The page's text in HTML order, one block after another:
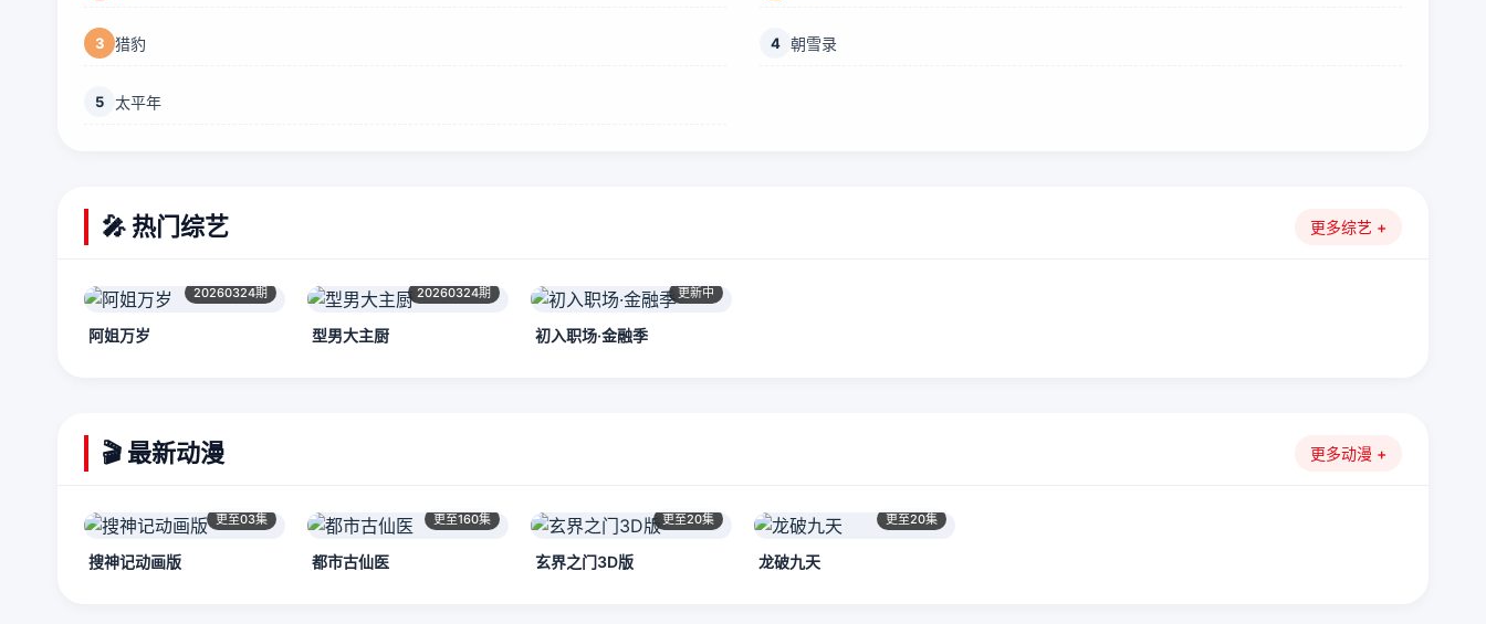
3 猎豹 4 朝雪录
5 太平年
🎤 热门综艺 更多综艺 +
20260324期
阿姐万岁
20260324期
型男大主厨
更新中
初入职场·金融季
🎬 最新动漫 更多动漫 +
更至03集
搜神记动画版
更至160集
都市古仙医
更至20集
玄界之门3D版
更至20集
龙破九天